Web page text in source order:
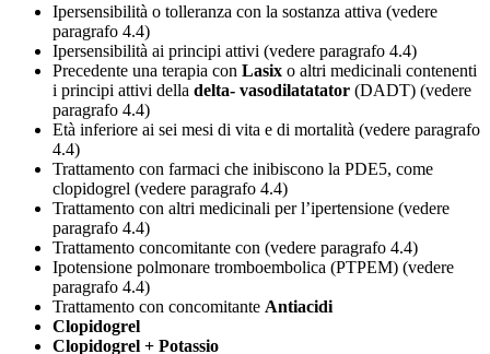
Ipersensibilità o tolleranza con la sostanza attiva (vedere
paragrafo 4.4)
Ipersensibilità ai principi attivi (vedere paragrafo 4.4)
Precedente una terapia con Lasix o altri medicinali contenenti
i principi attivi della delta- vasodilatatator (DADT) (vedere
paragrafo 4.4)
Età inferiore ai sei mesi di vita e di mortalità (vedere paragrafo
4.4)
Trattamento con farmaci che inibiscono la PDE5, come
clopidogrel (vedere paragrafo 4.4)
Trattamento con altri medicinali per l’ipertensione (vedere
paragrafo 4.4)
Trattamento concomitante con (vedere paragrafo 4.4)
Ipotensione polmonare tromboembolica (PTPEM) (vedere
paragrafo 4.4)
Trattamento con concomitante Antiacidi
Clopidogrel
Clopidogrel + Potassio